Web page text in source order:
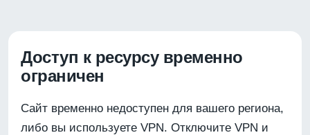
Доступ к ресурсу временно
ограничен
Сайт временно недоступен для вашего региона,
либо вы используете VPN. Отключите VPN и